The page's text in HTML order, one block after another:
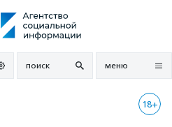
поиск меню
18+